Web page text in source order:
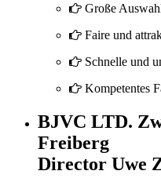
Große
Faire und
Schnelle und
Kompetentes
BJVC LTD.
Freiberg
Director Uwe